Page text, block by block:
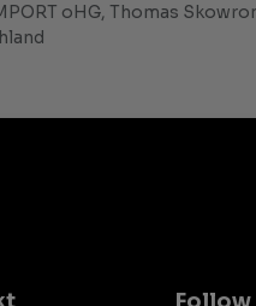
oHG, Thomas
Follow